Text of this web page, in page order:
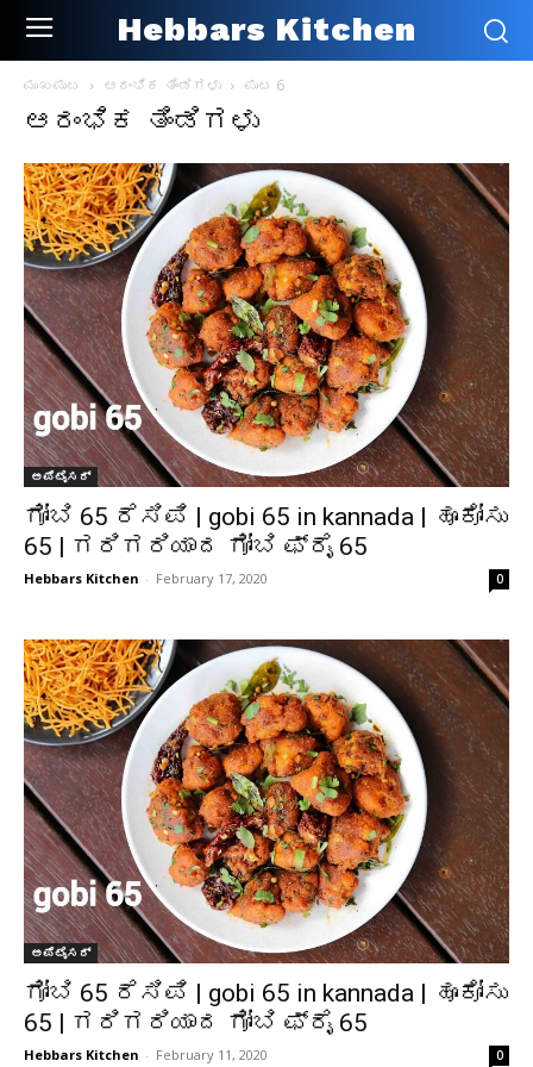
Hebbars Kitchen
ಮುಖಪುಟ ಆರಂಭಿಕ ತಿಂಡಿಗಳು ಪುಟ 6
ಆರಂಭಿಕ ತಿಂಡಿಗಳು
ಅಪೆಟೈಸರ್
ಗೋಬಿ 65 ರೆಸಿಪಿ | gobi 65 in kannada | ಹೂಕೋಸು
65 | ಗರಿಗರಿಯಾದ ಗೋಬಿ ಫ್ರೈ 65
Hebbars Kitchen - February 17, 2020 0
ಅಪೆಟೈಸರ್
ಗೋಬಿ 65 ರೆಸಿಪಿ | gobi 65 in kannada | ಹೂಕೋಸು
65 | ಗರಿಗರಿಯಾದ ಗೋಬಿ ಫ್ರೈ 65
Hebbars Kitchen - February 11, 2020 0